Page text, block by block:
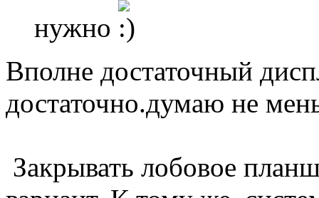
нужно
Вполне достаточный
достаточно.думаю не
Закрывать лобовое